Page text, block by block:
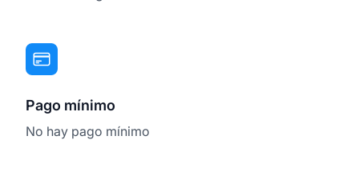
Pago mínimo
No hay pago mínimo